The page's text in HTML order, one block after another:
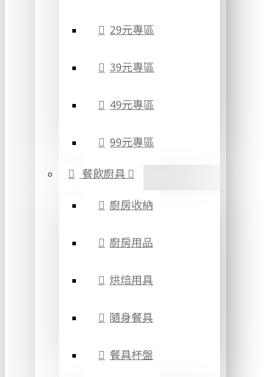
29元專區
39元專區
49元專區
99元專區
餐飲廚具
廚房收納
廚房用品
烘焙用具
隨身餐具
餐具杯盤